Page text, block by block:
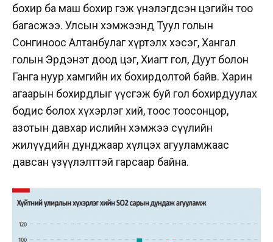
бохир ба маш бохир гэж үнэлэгдсэн цэгийн тоо
багасжээ. Улсын хэмжээнд Туул голын
Сонгиноос Алтанбулаг хүртэлх хэсэг, Хангал
голын Эрдэнэт доод цэг, Хиагт гол, Дуут болон
Ганга нуур хамгийн их бохирдолтой байв. Харин
агаарын бохирдлыг үүсгэж буй гол бохирдуулах
бодис болох хүхэрлэг хий, тоос тоосонцор,
азотын давхар ислийн хэмжээ сүүлийн
жилүүдийн дунджаар хүлцэх агууламжаас
давсан үзүүлэлттэй гарсаар байна.